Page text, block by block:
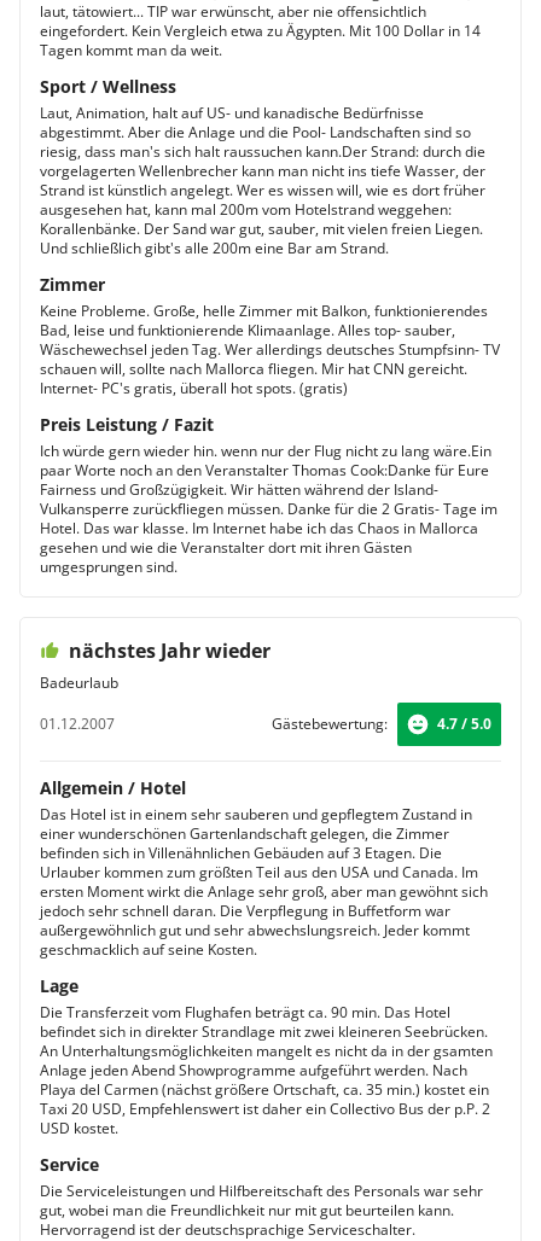
laut, tätowiert... TIP war erwünscht, aber nie offensichtlich
eingefordert. Kein Vergleich etwa zu Ägypten. Mit 100 Dollar in 14
Tagen kommt man da weit.
Sport / Wellness
Laut, Animation, halt auf US- und kanadische Bedürfnisse
abgestimmt. Aber die Anlage und die Pool- Landschaften sind so
riesig, dass man's sich halt raussuchen kann.Der Strand: durch die
vorgelagerten Wellenbrecher kann man nicht ins tiefe Wasser, der
Strand ist künstlich angelegt. Wer es wissen will, wie es dort früher
ausgesehen hat, kann mal 200m vom Hotelstrand weggehen:
Korallenbänke. Der Sand war gut, sauber, mit vielen freien Liegen.
Und schließlich gibt's alle 200m eine Bar am Strand.
Zimmer
Keine Probleme. Große, helle Zimmer mit Balkon, funktionierendes
Bad, leise und funktionierende Klimaanlage. Alles top- sauber,
Wäschewechsel jeden Tag. Wer allerdings deutsches Stumpfsinn- TV
schauen will, sollte nach Mallorca fliegen. Mir hat CNN gereicht.
Internet- PC's gratis, überall hot spots. (gratis)
Preis Leistung / Fazit
Ich würde gern wieder hin. wenn nur der Flug nicht zu lang wäre.Ein
paar Worte noch an den Veranstalter Thomas Cook:Danke für Eure
Fairness und Großzügigkeit. Wir hätten während der Island-
Vulkansperre zurückfliegen müssen. Danke für die 2 Gratis- Tage im
Hotel. Das war klasse. Im Internet habe ich das Chaos in Mallorca
gesehen und wie die Veranstalter dort mit ihren Gästen
umgesprungen sind.
nächstes Jahr wieder
Badeurlaub
01.12.2007
Gästebewertung: 4.7 / 5.0
Allgemein / Hotel
Das Hotel ist in einem sehr sauberen und gepflegtem Zustand in
einer wunderschönen Gartenlandschaft gelegen, die Zimmer
befinden sich in Villenähnlichen Gebäuden auf 3 Etagen. Die
Urlauber kommen zum größten Teil aus den USA und Canada. Im
ersten Moment wirkt die Anlage sehr groß, aber man gewöhnt sich
jedoch sehr schnell daran. Die Verpflegung in Buffetform war
außergewöhnlich gut und sehr abwechslungsreich. Jeder kommt
geschmacklich auf seine Kosten.
Lage
Die Transferzeit vom Flughafen beträgt ca. 90 min. Das Hotel
befindet sich in direkter Strandlage mit zwei kleineren Seebrücken.
An Unterhaltungsmöglichkeiten mangelt es nicht da in der gsamten
Anlage jeden Abend Showprogramme aufgeführt werden. Nach
Playa del Carmen (nächst größere Ortschaft, ca. 35 min.) kostet ein
Taxi 20 USD, Empfehlenswert ist daher ein Collectivo Bus der p.P. 2
USD kostet.
Service
Die Serviceleistungen und Hilfbereitschaft des Personals war sehr
gut, wobei man die Freundlichkeit nur mit gut beurteilen kann.
Hervorragend ist der deutschsprachige Serviceschalter.